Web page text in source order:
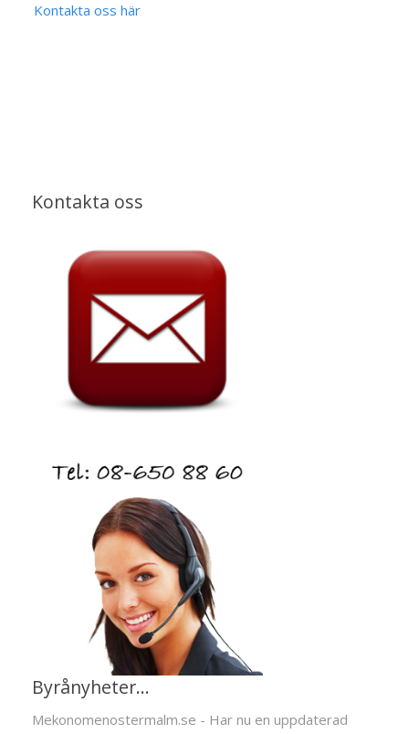
Kontakta oss
Byrånyheter...
Mekonomenostermalm.se - Har nu en uppdaterad
Kontakta oss här